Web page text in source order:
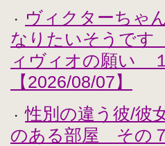
・
ヴィクターちゃ
なりたいそうで
ィヴィオの願い
【2026/08/07】
・
性別の違う彼/彼
のある部屋 そ